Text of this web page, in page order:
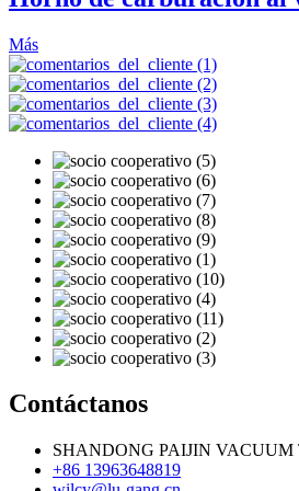
Más
Contáctanos
SHANDONG PAIJIN
+86 13963648819